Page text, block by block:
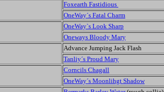
Foxearth Fastidious
OneWay´s Fatal Charm
OneWay`s Look Sharp
Oneways Bloody Mary
Advance Jumping Jack Flash
Tanliy´s Proud Mary
Corncils Chagall
OneWay´s Moonlihgt Shadow